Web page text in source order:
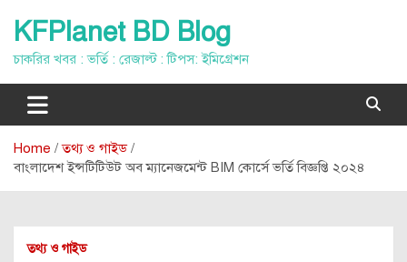
content
KFPlanet BD Blog
চাকরির খবর : ভর্তি : রেজাল্ট : টিপস: ইমিগ্রেশন
Home
তথ্য ও গাইড
বাংলাদেশ ইন্সটিটিউট অব ম্যানেজমেন্ট BIM কোর্সে ভর্তি বিজ্ঞপ্তি ২০২৪
তথ্য ও গাইড